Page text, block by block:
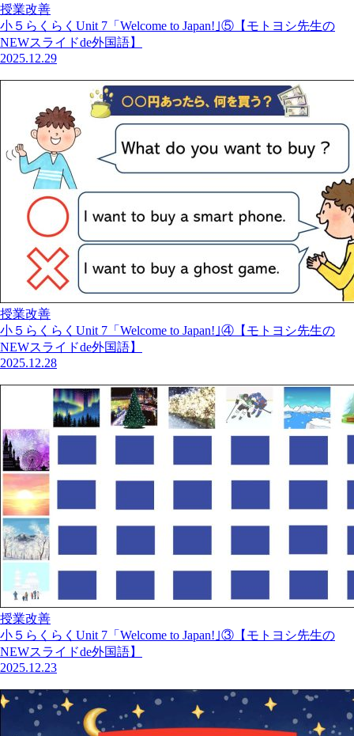
授業改善
小５らくらくUnit 7「Welcome to Japan!｣⑤【モトヨシ先生の
NEWスライドde外国語】
2025.12.29
授業改善
小５らくらくUnit 7「Welcome to Japan!｣④【モトヨシ先生の
NEWスライドde外国語】
2025.12.28
授業改善
小５らくらくUnit 7「Welcome to Japan!｣③【モトヨシ先生の
NEWスライドde外国語】
2025.12.23